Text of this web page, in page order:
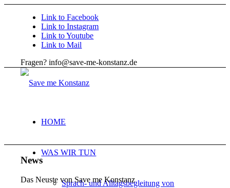
Link to Facebook
Link to Instagram
Link to Youtube
Link to Mail
Fragen? info@save-me-konstanz.de
HOME
WAS WIR TUN
Sprach- und Alltagsbegleitung von
News
Das Neuste von Save me Konstanz